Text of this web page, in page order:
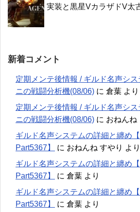
実装と黒星VカラザドV太
新着コメント
定期メンテ後情報 / ギルド名声シ
ニの戦闘分析機(08/06) に 倉葉 より
定期メンテ後情報 / ギルド名声シ
ニの戦闘分析機(08/06) に おねん
ギルド名声システムの詳細と纏め
Part5367】
に おねんね すやり より
ギルド名声システムの詳細と纏め
Part5367】
に 倉葉 より
ギルド名声システムの詳細と纏め
Part5367】
に 倉葉 より